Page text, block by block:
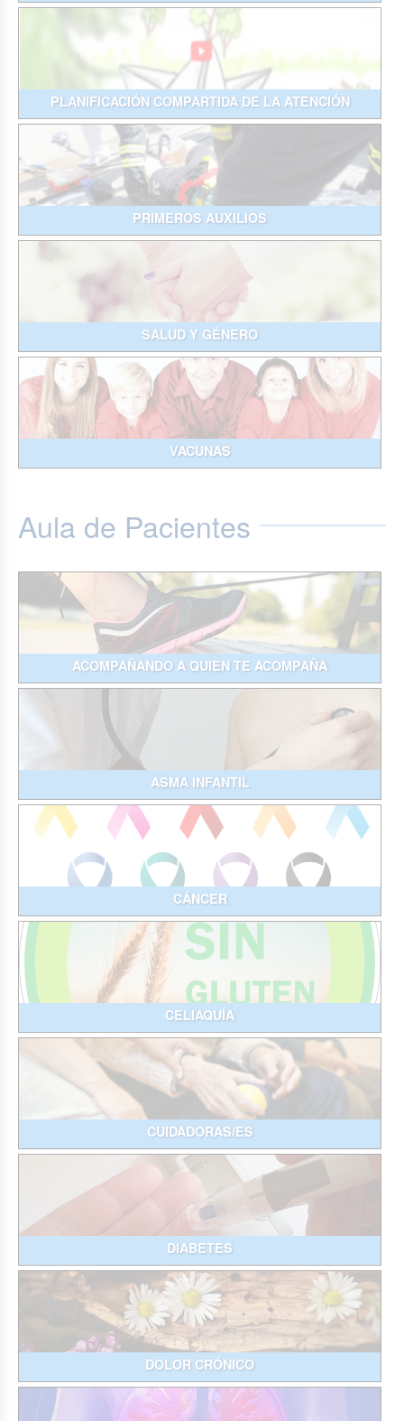
PLANIFICACIÓN COMPARTIDA DE LA ATENCIÓN
PRIMEROS AUXILIOS
SALUD Y GÉNERO
VACUNAS
Aula de Pacientes
ACOMPAÑANDO A QUIEN TE ACOMPAÑA
ASMA INFANTIL
CÁNCER
CELIAQUÍA
CUIDADORAS/ES
DIABETES
DOLOR CRÓNICO